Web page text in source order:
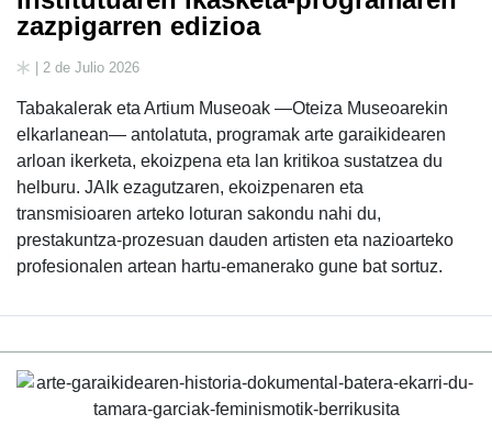
zazpigarren edizioa
| 2 de Julio 2026
Tabakalerak eta Artium Museoak —Oteiza Museoarekin
elkarlanean— antolatuta, programak arte garaikidearen
arloan ikerketa, ekoizpena eta lan kritikoa sustatzea du
helburu. JAIk ezagutzaren, ekoizpenaren eta
transmisioaren arteko loturan sakondu nahi du,
prestakuntza-prozesuan dauden artisten eta nazioarteko
profesionalen artean hartu-emanerako gune bat sortuz.